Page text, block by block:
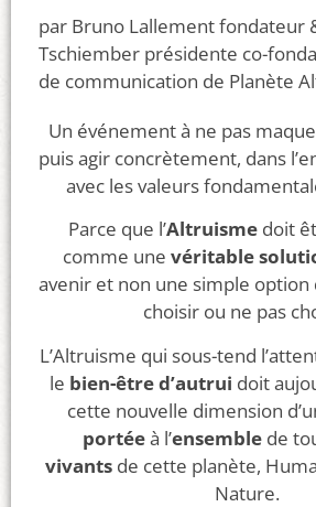
par Bruno Lallement fondateur
Tschiember présidente co-
de communication de Planète
Un événement à ne pas
puis agir concrètement, dans
avec les valeurs
Parce que l’Altruisme doit
comme une véritable
avenir et non une simple option
choisir ou ne pas
L’Altruisme qui sous-tend
le bien-êtred’autrui doit
cette nouvelle dimension
portéeà l’ensemble de
vivantsde cette planète,
Nature.